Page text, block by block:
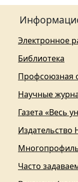
Электронное
Библиотека
Профсоюзная
Научные
Газета «Весь
Издательство
Часто